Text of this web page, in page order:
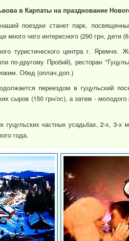
в Карпаты на празднование
поездки станет парк,
много чего интересного (290 грн, дети
туристического центра г. Яремче.
по-другому Пробий), ресторан
Обед (оплач.доп.)
переездом в гуцульский
сыров (150 грн/ос), а затем -
гуцульских частных усадьбах, 2-х, 3-х
года.